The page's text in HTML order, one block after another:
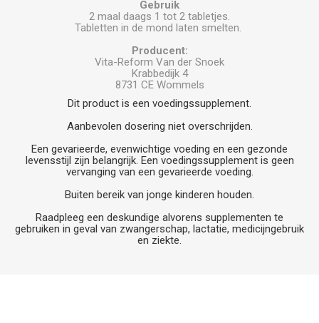
Gebruik
2 maal daags 1 tot 2 tabletjes.
Tabletten in de mond laten smelten.
Producent:
Vita-Reform Van der Snoek
Krabbedijk 4
8731 CE Wommels
Dit product is een voedingssupplement.
Aanbevolen dosering niet overschrijden.
Een gevarieerde, evenwichtige voeding en een gezonde
levensstijl zijn belangrijk. Een voedingssupplement is geen
vervanging van een gevarieerde voeding.
Buiten bereik van jonge kinderen houden.
Raadpleeg een deskundige alvorens supplementen te
gebruiken in geval van zwangerschap, lactatie, medicijngebruik
en ziekte.